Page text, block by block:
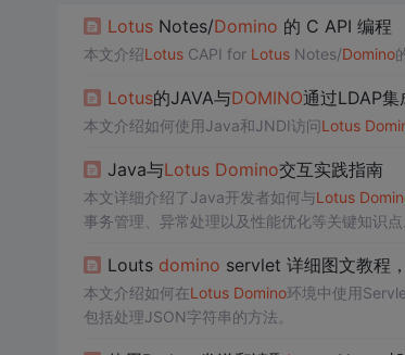
LotusNotes/Domino 的 C API 编程
本文介绍LotusCAPI for LotusNotes/Domino
Lotus的JAVA与DOMINO通过LDAP集
本文介绍如何使用Java和JNDI访问Lotus
Java与Lotus Domino交互实践指南
本文详细介绍了Java开发者如何与Lotus
事务管理、异常处理以及性能优化等关键知识
Louts domino servlet 详细图文教程，
本文介绍如何在Lotus Domino环境中使用
包括处理JSON字符串的方法。